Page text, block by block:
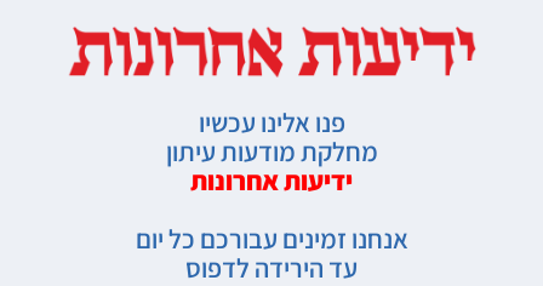
פנו אלינו עכשיו
מחלקת מודעות עיתון
ידיעות אחרונות
אנחנו זמינים עבורכם כל יום
עד הירידה לדפוס